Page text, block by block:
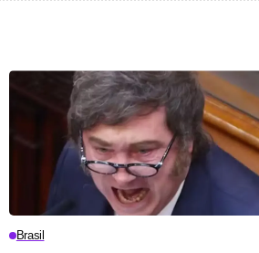
Brasil